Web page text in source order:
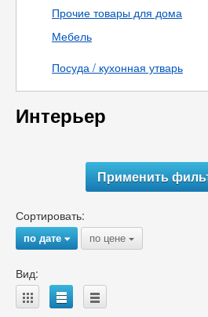
Прочие товары для дома
Мебель
Посуда / кухонная утварь
Интерьер
Сортировать:
по дате{ по цене {
Вид:
A B C